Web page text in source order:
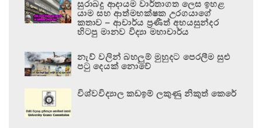
සුරාබදු ආදායම වාර්තාගත ලෙස ඉහළ
යාම සහ ආත්මභක්ෂක උරගයාගේ
කතාව – ආචාර්ය ප්‍රණීත් අභයසුන්දර
හිටපු මානව විද්‍යා මහාචාර්ය
නැව් වලින් බහලුම් මුහුදට පෙරලීම සුළු
පටු දෙයක් නොවේ
විශ්වවිද්‍යාල කඩඉම් ලකුණු නිකුත් කෙරේ